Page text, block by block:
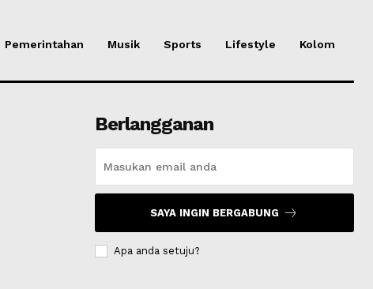
Pemerintahan Musik Sports Lifestyle Kolom
Berlangganan
SAYA INGIN BERGABUNG
Apa anda setuju?